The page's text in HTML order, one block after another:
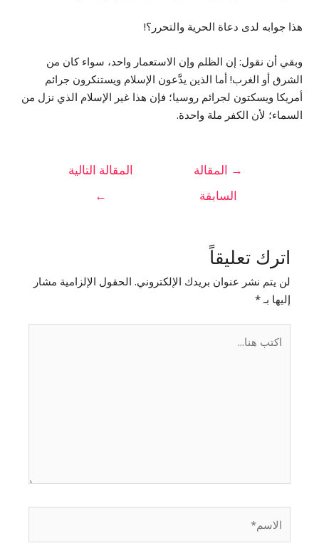
هذا جوابه لدى دعاة الحرية والتحرر؟!
وبقي أن نقول: إن الظلم وإن الاستعمار واحد، سواء كان من
الشرق أو الغرب! أما الذين يدَّعون الإسلام ويستنكرون جرائم
أمريكا ويسكتون لجرائم روسيا؛ فإن هذا غير الإسلام الذي نزل من
السماء؛ لأن الكفر ملة واحدة.
→ المقالة
السابقة
المقالة التالية
←
اترك تعليقاً
لن يتم نشر عنوان بريدك الإلكتروني. الحقول الإلزامية مشار
إليها بـ*